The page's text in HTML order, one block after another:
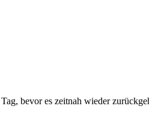
bevor es zeitnah wieder